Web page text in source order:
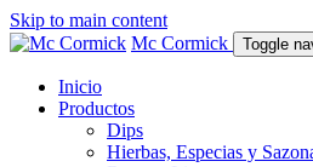
Skip to main content
Mc Cormick
Toggle
Inicio
Productos
Dips
Hierbas, Especias y